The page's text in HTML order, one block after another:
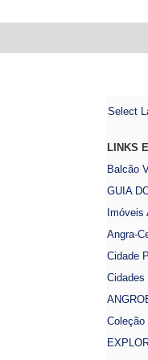
Select
LINKS
Balcão
GUIA
Imóveis
Angra-
Cidade
Cidades